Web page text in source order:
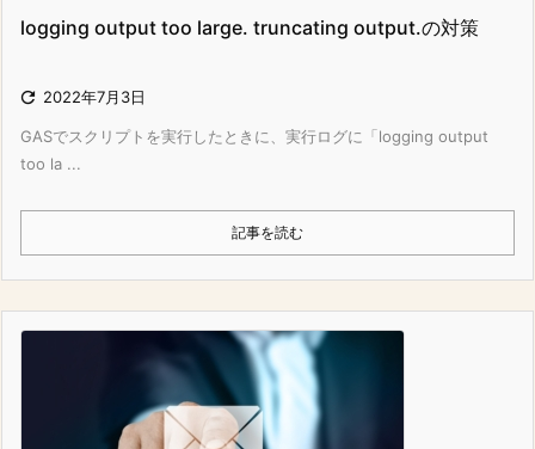
logging output too large. truncating output.の対策
 2022年7月3日
GASでスクリプトを実行したときに、実行ログに「logging output
too la ...
記事を読む